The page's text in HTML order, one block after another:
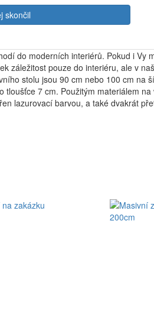
skončil
do moderních interiérů. Pokud i Vy
záležitost pouze do interiéru, ale v
stolu jsou 90 cm nebo 100 cm na
7 cm. Použitým materiálem
lazurovací barvou, a také dvakrát